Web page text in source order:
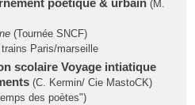
poétique & urbain(M.
(Tournée SNCF)
Paris/marseille
scolaire Voyage intiatique
(C. Kermin/ Cie MastoCK)
des poètes")